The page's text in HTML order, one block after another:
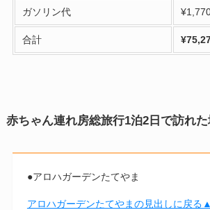
ガソリン代
合計
赤ちゃん連れ房総旅行1泊2日で訪れ
●アロハガーデンたてやま
アロハガーデンたてやまの見出しに戻る▲